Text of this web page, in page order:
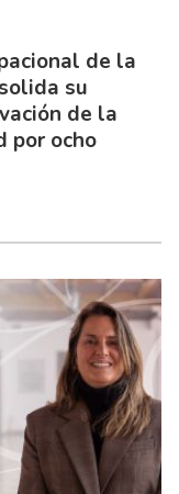
de la
su
de la
por ocho